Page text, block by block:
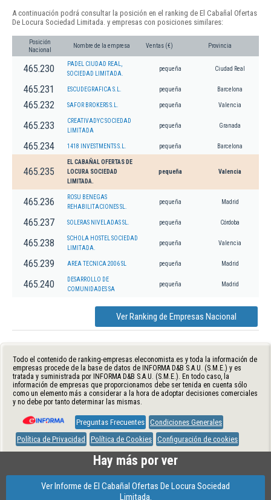
A continuación podrá consultar la posición en el ranking de El Cabañal Ofertas
De Locura Sociedad Limitada. y empresas con posiciones similares:
Posición
Nacional
Nombre de la empresa Ventas (€) Provincia
465.230
PADEL CIUDAD REAL,
SOCIEDAD LIMITADA.
pequeña Ciudad Real
465.231 ESCUDEGRAFICA S.L. pequeña Barcelona
465.232 SAFOR BROKERS S.L. pequeña Valencia
465.233
CREATIVADYC SOCIEDAD
LIMITADA
pequeña Granada
465.234 1418 INVESTMENTS S.L. pequeña Barcelona
465.235
EL CABAÑAL OFERTAS DE
LOCURA SOCIEDAD
LIMITADA.
pequeña Valencia
465.236
ROSU BENEGAS
REHABILITACIONES SL.
pequeña Madrid
465.237 SOLERAS NIVELADAS SL. pequeña Córdoba
465.238
SCHOLA HOSTEL SOCIEDAD
LIMITADA.
pequeña Valencia
465.239 AREA TECNICA 2006 SL pequeña Madrid
465.240
DESARROLLO DE
COMUNIDADES SA
pequeña Madrid
Ver Ranking de Empresas Nacional
Todo el contenido de ranking-empresas.eleconomista.es y toda la información de
empresas procede de la base de datos de INFORMA D&B S.A.U. (S.M.E.) y es
tratada y suministrada por INFORMA D&B S.A.U. (S.M.E.). En todo caso, la
información de empresas que proporcionamos debe ser tenida en cuenta sólo
como un elemento más a considerar a la hora de adoptar decisiones comerciales
y no debe por tanto determinar las mismas.
Preguntas Frecuentes Condiciones Generales
Política de Privacidad
Política de Cookies Configuración de cookies
Hay más por ver
Ver Informe de El Cabañal Ofertas De Locura Sociedad
Limitada.